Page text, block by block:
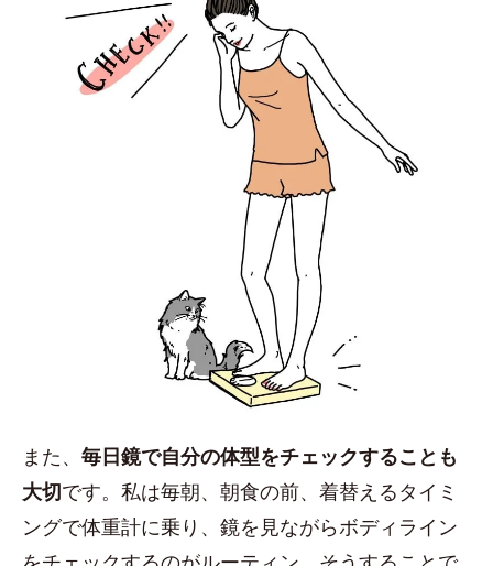
また、 毎日鏡で自分の体型をチェックすることも
大切です。私は毎朝、朝食の前、着替えるタイミ
ングで体重計に乗り、鏡を見ながらボディライン